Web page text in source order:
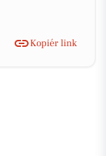
Kopiér link